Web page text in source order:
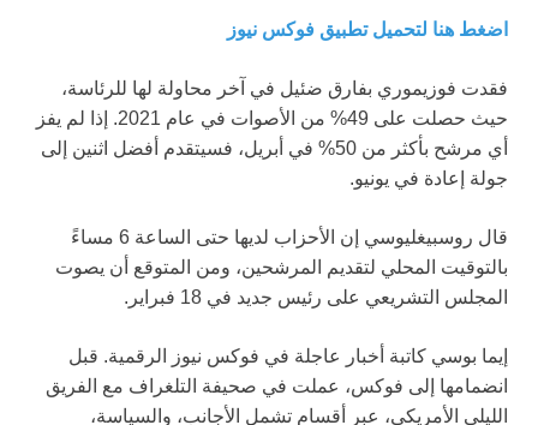
اضغط هنا لتحميل تطبيق فوكس نيوز
فقدت فوزيموري بفارق ضئيل في آخر محاولة لها للرئاسة،
حيث حصلت على 49% من الأصوات في عام 2021. إذا لم يفز
أي مرشح بأكثر من 50% في أبريل، فسيتقدم أفضل اثنين إلى
جولة إعادة في يونيو.
قال روسبيغليوسي إن الأحزاب لديها حتى الساعة 6 مساءً
بالتوقيت المحلي لتقديم المرشحين، ومن المتوقع أن يصوت
المجلس التشريعي على رئيس جديد في 18 فبراير.
إيما بوسي كاتبة أخبار عاجلة في فوكس نيوز الرقمية. قبل
انضمامها إلى فوكس، عملت في صحيفة التلغراف مع الفريق
الليلي الأمريكي، عبر أقسام تشمل الأجانب، والسياسة،